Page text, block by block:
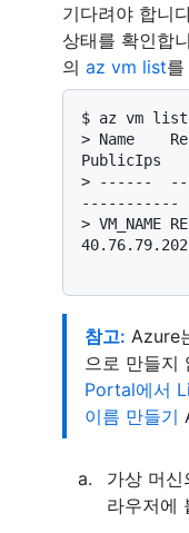
기다려야 합니
상태를 확인합
의 az vm list
$ az vm list -
> Name
PublicIps
>
------
-----------
> VM_NAME
참고: Azure
으로 만들지
Portal에서
이름 만들기
가상 머
라우저에